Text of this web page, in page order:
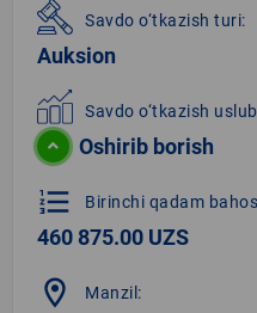
Savdo o‘tkazish turi:
Auksion
Savdo o‘tkazish
Oshirib borish
format_list_numbered Birinchi qadam
460 875.00 UZS
location_on Manzil: